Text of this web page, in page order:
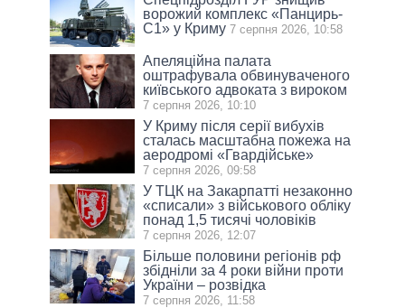
ворожий комплекс «Панцирь-
С1» у Криму 7 серпня 2026, 10:58
Апеляційна палата
оштрафувала обвинуваченого
київського адвоката з вироком
7 серпня 2026, 10:10
У Криму після серії вибухів
сталась масштабна пожежа на
аеродромі «Гвардійське»
7 серпня 2026, 09:58
У ТЦК на Закарпатті незаконно
«списали» з військового обліку
понад 1,5 тисячі чоловіків
7 серпня 2026, 12:07
Більше половини регіонів рф
збідніли за 4 роки війни проти
України – розвідка
7 серпня 2026, 11:58